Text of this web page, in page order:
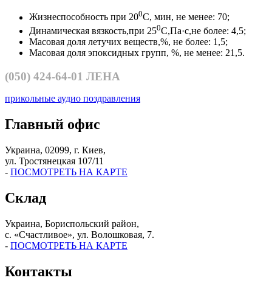
Жизнеспособность при 200С, мин, не менее: 70;
Динамическая вязкость,при 250С,Па·с,не более: 4,5;
Масовая доля летучих веществ,%, не более: 1,5;
Масовая доля эпоксидных групп, %, не менее: 21,5.
(050) 424-64-01 ЛЕНА
прикольные аудио поздравления
Главный офис
Украина, 02099, г. Киев,
ул. Тростянецкая 107/11
- ПОСМОТРЕТЬ НА КАРТЕ
Склад
Украина, Бориспольский район,
с. «Счастливое», ул. Волошковая, 7.
- ПОСМОТРЕТЬ НА КАРТЕ
Контакты